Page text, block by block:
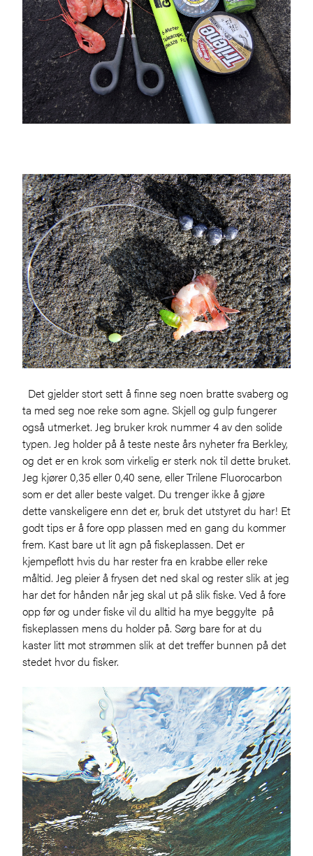
Det gjelder stort sett å finne seg noen bratte svaberg og
ta med seg noe reke som agne. Skjell og gulp fungerer
også utmerket. Jeg bruker krok nummer 4 av den solide
typen. Jeg holder på å teste neste års nyheter fra Berkley,
og det er en krok som virkelig er sterk nok til dette bruket.
Jeg kjører 0,35 eller 0,40 sene, eller Trilene Fluorocarbon
som er det aller beste valget. Du trenger ikke å gjøre
dette vanskeligere enn det er, bruk det utstyret du har! Et
godt tips er å fore opp plassen med en gang du kommer
frem. Kast bare ut lit agn på fiskeplassen. Det er
kjempeflott hvis du har rester fra en krabbe eller reke
måltid. Jeg pleier å frysen det ned skal og rester slik at jeg
har det for hånden når jeg skal ut på slik fiske. Ved å fore
opp før og under fiske vil du alltid ha mye beggylte på
fiskeplassen mens du holder på. Sørg bare for at du
kaster litt mot strømmen slik at det treffer bunnen på det
stedet hvor du fisker.